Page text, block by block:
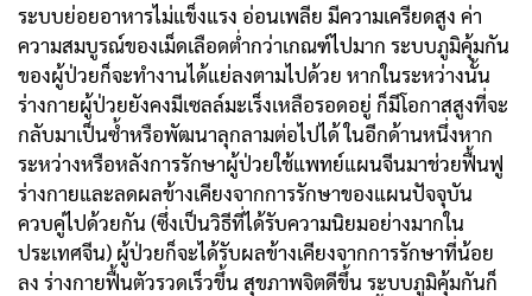
ระบบย่อยอาหารไม่แข็งแรง อ่อนเพลีย มีความเครียดสูง ค่า
ความสมบูรณ์ของเม็ดเลือดตํ่ากว่าเกณฑ์ไปมาก ระบบภูมิคุ้มกัน
ของผู้ป่วยก็จะทำงานได้แย่ลงตามไปด้วย หากในระหว่างนั้น
ร่างกายผู้ป่วยยังคงมีเซลล์มะเร็งเหลือรอดอยู่ ก็มีโอกาสสูงที่จะ
กลับมาเป็นซํ้าหรือพัฒนาลุกลามต่อไปได้ ในอีกด้านหนึ่งหาก
ระหว่างหรือหลังการรักษาผู้ป่วยใช้แพทย์แผนจีนมาช่วยฟื้นฟู
ร่างกายและลดผลข้างเคียงจากการรักษาของแผนปัจจุบัน
ควบคู่ไปด้วยกัน (ซึ่งเป็นวิธีที่ได้รับความนิยมอย่างมากใน
ประเทศจีน) ผู้ป่วยก็จะได้รับผลข้างเคียงจากการรักษาที่น้อย
ลง ร่างกายฟื้นตัวรวดเร็วขึ้น สุขภาพจิตดีขึ้น ระบบภูมิคุ้มกันก็